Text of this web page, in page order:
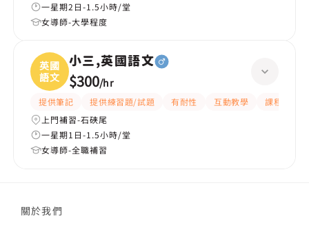
一星期2日-1.5小時/堂
女導師-大學程度
英國
語文
小三,英國語文
$300/hr
提供筆記 提供練習題/試題 有耐性 互動教學
課程設計
上門補習-石硤尾
一星期1日-1.5小時/堂
女導師-全職補習
關於我們